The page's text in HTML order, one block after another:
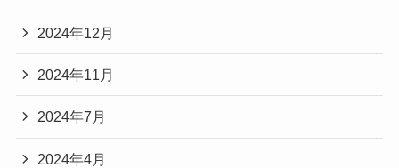
2024年12月
2024年11月
2024年7月
2024年4月